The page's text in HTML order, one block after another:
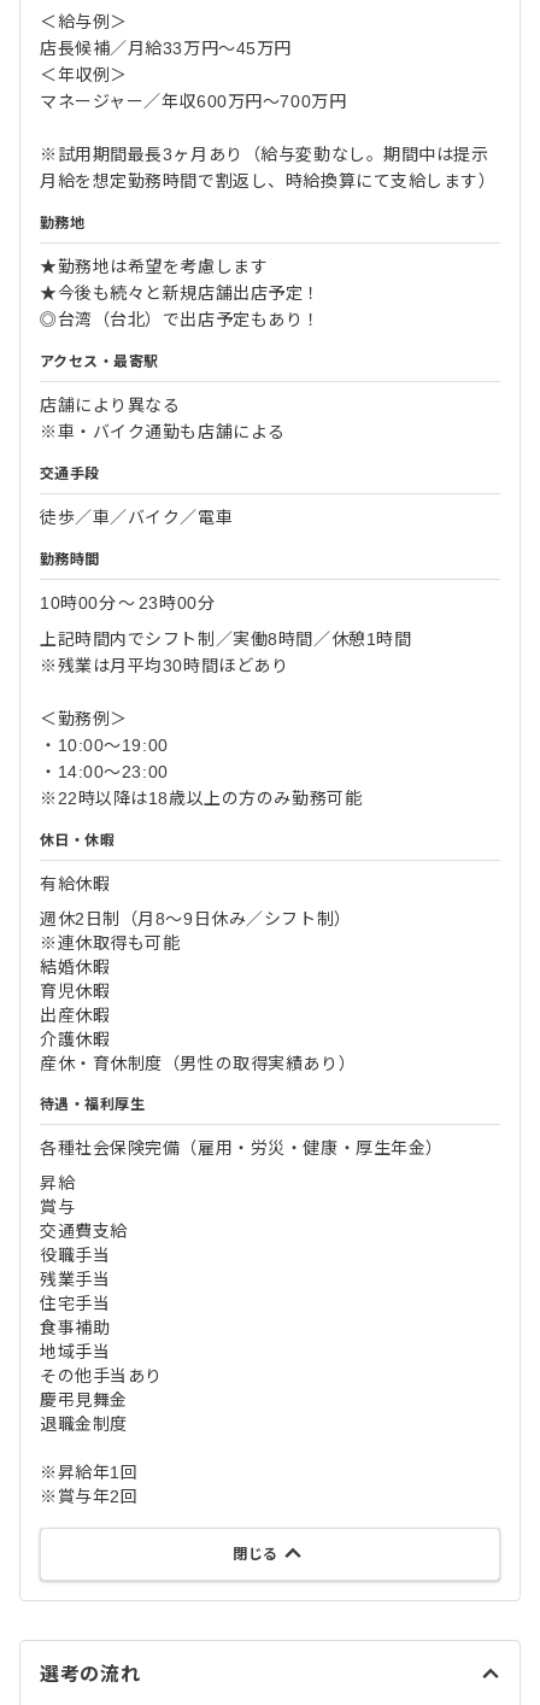
＜給与例＞
店長候補／月給33万円～45万円
＜年収例＞
マネージャー／年収600万円～700万円
※試用期間最長3ヶ月あり（給与変動なし。期間中は提示
月給を想定勤務時間で割返し、時給換算にて支給します）
勤務地
★勤務地は希望を考慮します
★今後も続々と新規店舗出店予定！
◎台湾（台北）で出店予定もあり！
アクセス・最寄駅
店舗により異なる
※車・バイク通勤も店舗による
交通手段
徒歩／車／バイク／電車
勤務時間
10時00分〜 23時00分
上記時間内でシフト制／実働8時間／休憩1時間
※残業は月平均30時間ほどあり
＜勤務例＞
・10:00～19:00
・14:00～23:00
※22時以降は18歳以上の方のみ勤務可能
休日・休暇
有給休暇
週休2日制（月8～9日休み／シフト制）
※連休取得も可能
結婚休暇
育児休暇
出産休暇
介護休暇
産休・育休制度（男性の取得実績あり）
待遇・福利厚生
各種社会保険完備（雇用・労災・健康・厚生年金）
昇給
賞与
交通費支給
役職手当
残業手当
住宅手当
食事補助
地域手当
その他手当あり
慶弔見舞金
退職金制度
※昇給年1回
※賞与年2回
閉じる
選考の流れ